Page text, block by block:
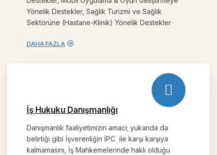
Yönelik Destekler, Sağlık Turizmi ve Sağlık
Sektörüne (Hastane-Klinik) Yönelik Destekler
DAHA FAZLA
İş Hukuku Danışmanlığı
Danışmanlık faaliyetimizin amacı; yukarıda da
belirtiği gibi İşverenliğin İPC ile karşı karşıya
kalmamasını, İş Mahkemelerinde haklı olduğu